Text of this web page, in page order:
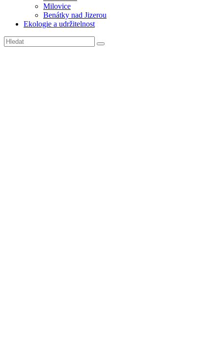
Milovice
Benátky nad Jizerou
Ekologie a udržitelnost